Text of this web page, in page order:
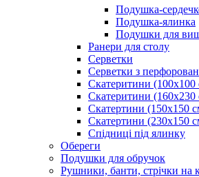
Подушка-
Подушка-ялинка
Подушки для
Ранери для столу
Серветки
Серветки з
Скатеритини (100х100
Скатеритини (160х230
Скатертини (150х150
Скатертини (230х150
Спідниці під ялинку
Обереги
Подушки для обручок
Рушники, банти, стрічки на